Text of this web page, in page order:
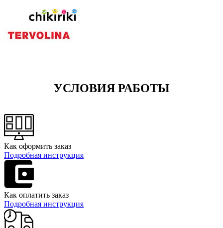
УСЛОВИЯ РАБОТЫ
Как оформить заказ
Подробная инструкция
Как оплатить заказ
Подробная инструкция